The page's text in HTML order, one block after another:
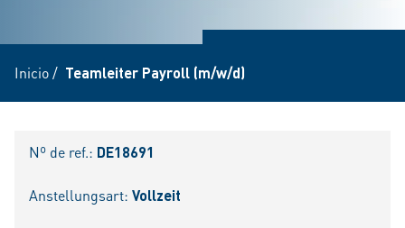
Inicio/ Teamleiter Payroll (m/w/d)
Nº de ref.: DE18691
Anstellungsart: Vollzeit